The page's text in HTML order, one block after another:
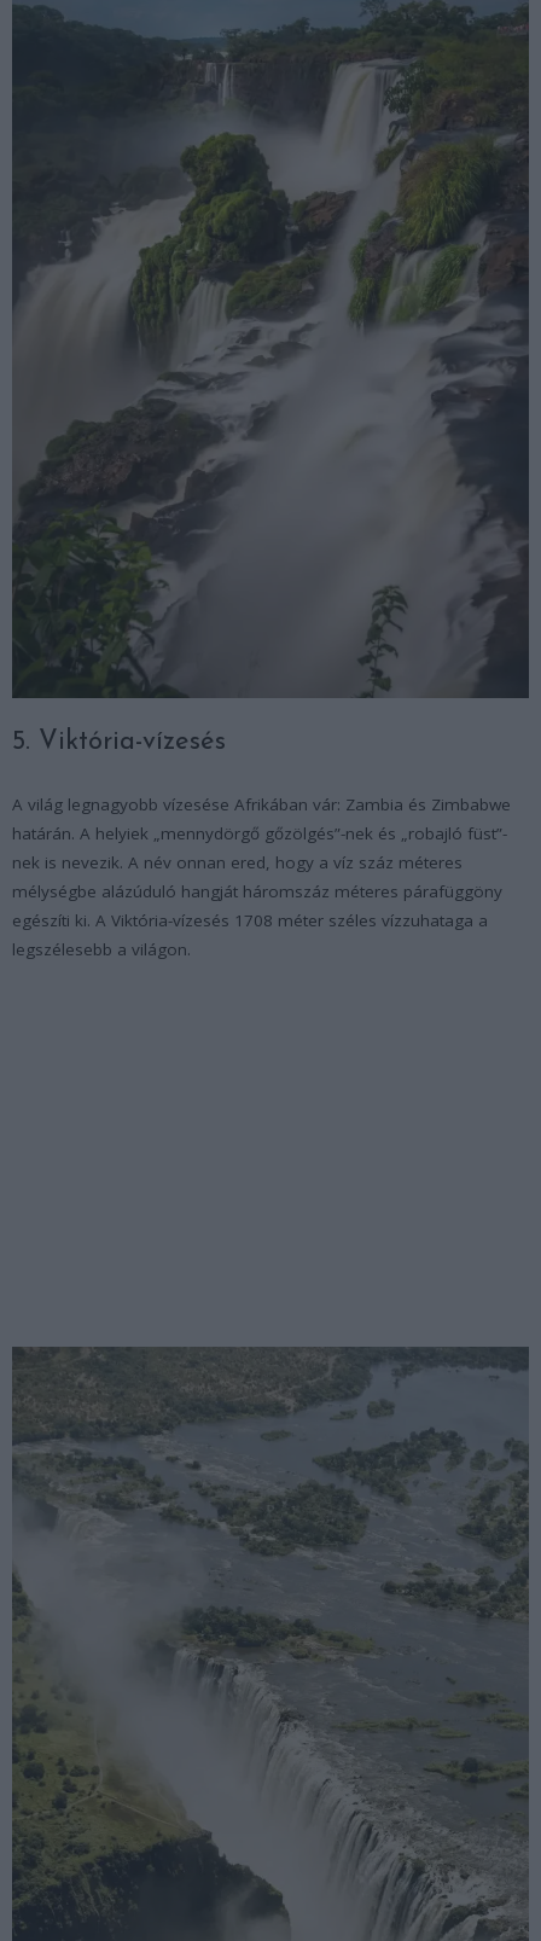
5. Viktória-vízesés
A világ legnagyobb vízesése Afrikában vár: Zambia és Zimbabwe
határán. A helyiek „mennydörgő gőzölgés”-nek és „robajló füst”-
nek is nevezik. A név onnan ered, hogy a víz száz méteres
mélységbe alázúduló hangját háromszáz méteres párafüggöny
egészíti ki. A Viktória-vízesés 1708 méter széles vízzuhataga a
legszélesebb a világon.